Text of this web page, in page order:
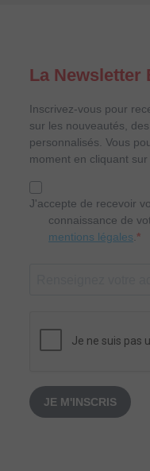
La Newsletter
Inscrivez-vous pour
sur les nouveautés,
personnalisés. Vous
moment en cliquant
J'accepte de recevoir
connaissance de
mentions légales.
JE M'INSCRIS